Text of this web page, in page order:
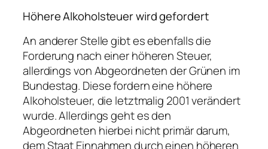
Höhere Alkoholsteuer wird gefordert
An anderer Stelle gibt es ebenfalls die
Forderung nach einer höheren Steuer,
allerdings von Abgeordneten der Grünen im
Bundestag. Diese fordern eine höhere
Alkoholsteuer, die letztmalig 2001 verändert
wurde. Allerdings geht es den
Abgeordneten hierbei nicht primär darum,
dem Staat Einnahmen durch einen höheren